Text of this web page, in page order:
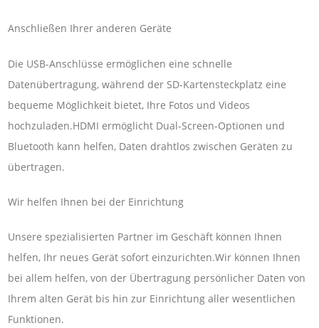
Anschließen Ihrer anderen Geräte
Die USB-Anschlüsse ermöglichen eine schnelle
Datenübertragung, während der SD-Kartensteckplatz eine
bequeme Möglichkeit bietet, Ihre Fotos und Videos
hochzuladen.HDMI ermöglicht Dual-Screen-Optionen und
Bluetooth kann helfen, Daten drahtlos zwischen Geräten zu
übertragen.
Wir helfen Ihnen bei der Einrichtung
Unsere spezialisierten Partner im Geschäft können Ihnen
helfen, Ihr neues Gerät sofort einzurichten.Wir können Ihnen
bei allem helfen, von der Übertragung persönlicher Daten von
Ihrem alten Gerät bis hin zur Einrichtung aller wesentlichen
Funktionen.